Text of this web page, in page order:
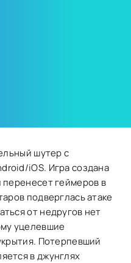
шутер с
iOS. Игра создана
геймеров в
подверглась атаке
от недругов нет
уцелевшие
Потерпевший
в джунглях